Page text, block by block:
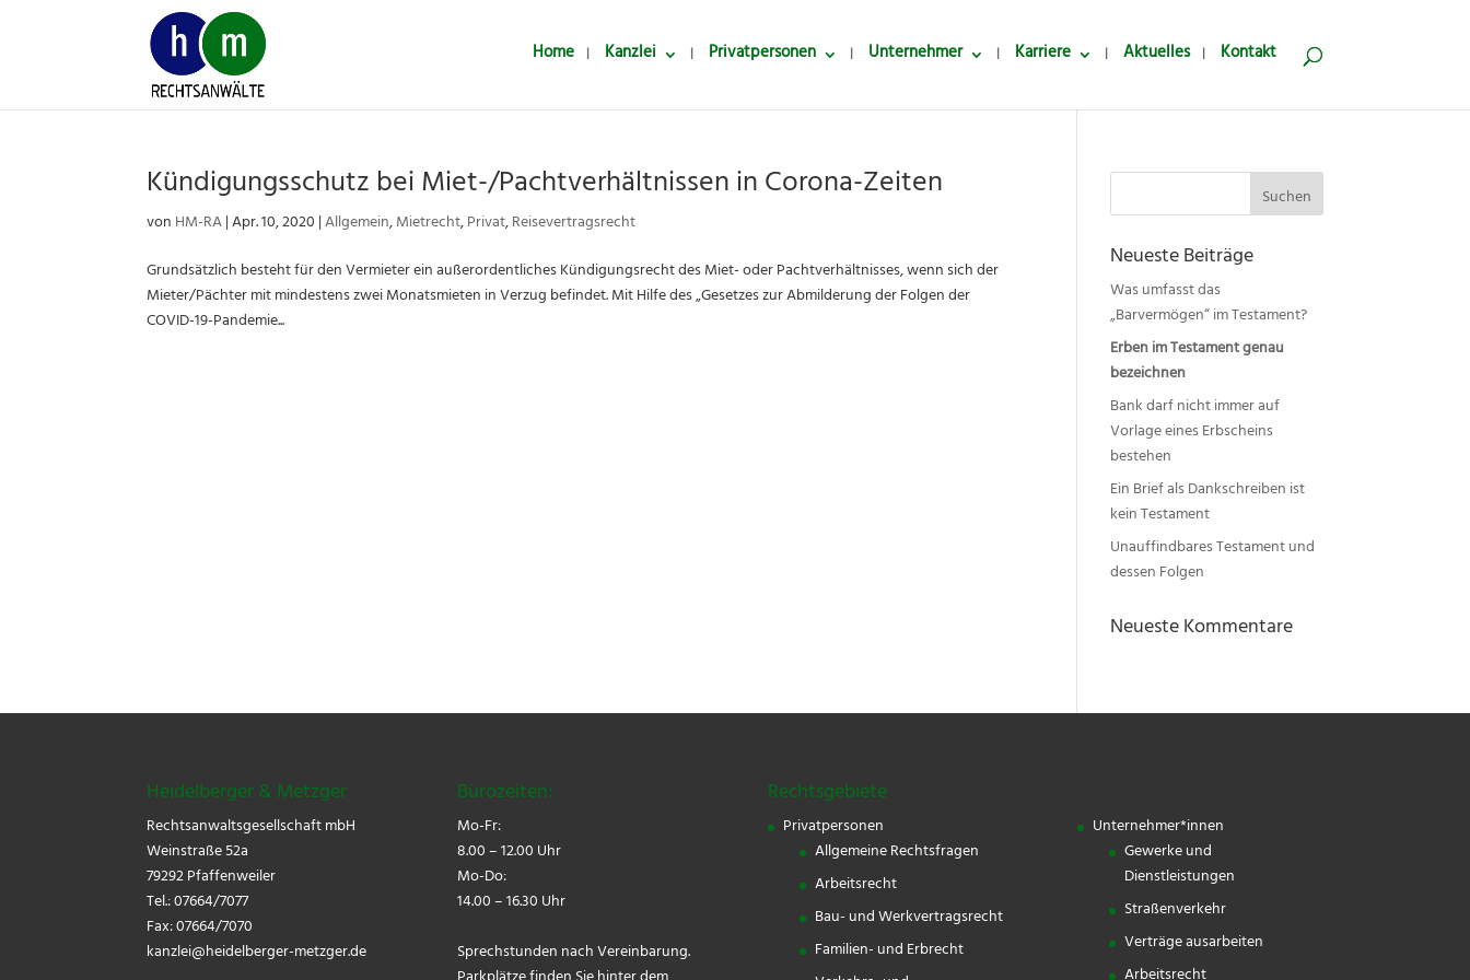
Home Kanzlei Privatpersonen Unternehmer Karriere Aktuelles Kontakt
Kündigungsschutz bei Miet-/Pachtverhältnissen in Corona-Zeiten
vonHM-RA|Apr. 10, 2020|Allgemein,Mietrecht,Privat,Reisevertragsrecht
Grundsätzlich besteht für den Vermieter ein außerordentliches Kündigungsrecht des Miet- oder Pachtverhältnisses, wenn sich der
Mieter/Pächter mit mindestens zwei Monatsmieten in Verzug befindet. Mit Hilfe des „Gesetzes zur Abmilderung der Folgen der
COVID-19-Pandemie...
Suchen
Neueste Beiträge
Was umfasst das
„Barvermögen“ im Testament?
Erben im Testament genau
bezeichnen
Bank darf nicht immer auf
Vorlage eines Erbscheins
bestehen
Ein Brief als Dankschreiben ist
kein Testament
Unauffindbares Testament und
dessen Folgen
Neueste Kommentare
Heidelberger & Metzger
Rechtsanwaltsgesellschaft mbH
Weinstraße 52a
79292 Pfaffenweiler
Tel.: 07664/7077
Fax: 07664/7070
kanzlei@heidelberger-metzger.de
Bürozeiten:
Mo-Fr:
8.00 – 12.00 Uhr
Mo-Do:
14.00 – 16.30 Uhr
Sprechstunden nach Vereinbarung.
Rechtsgebiete
Privatpersonen
Allgemeine Rechtsfragen
Arbeitsrecht
Bau- und Werkvertragsrecht
Familien- und Erbrecht
Unternehmer*innen
Gewerke und
Dienstleistungen
Straßenverkehr
Verträge ausarbeiten